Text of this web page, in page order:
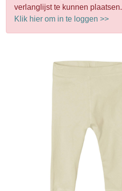
verlanglijst te kunnen plaatsen.
Klik hier om in te loggen >>